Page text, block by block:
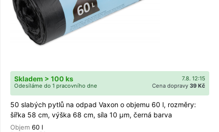
7.8. 12:15
Skladem > 100 ks
Cena dopravy 39 Kč
Odesíláme do 1 pracovního dne
50 slabých pytlů na odpad Vaxon o objemu 60 l, rozměry:
šířka 58 cm, výška 68 cm, síla 10 µm, černá barva
Objem 60 l